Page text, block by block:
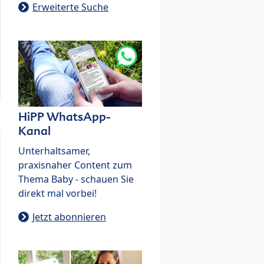
Erweiterte Suche
HiPP WhatsApp-
Kanal
Unterhaltsamer,
praxisnaher Content zum
Thema Baby - schauen Sie
direkt mal vorbei!
Jetzt abonnieren